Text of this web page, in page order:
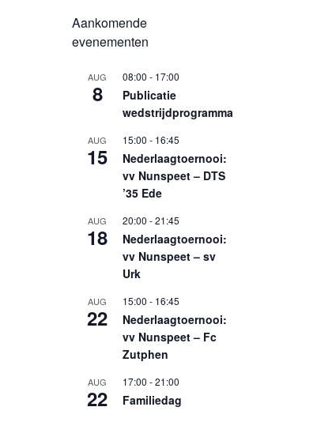
Aankomende
evenementen
AUG
8
08:00 - 17:00
Publicatie
wedstrijdprogramma
AUG
15
15:00 - 16:45
Nederlaagtoernooi:
vv Nunspeet – DTS
’35 Ede
AUG
18
20:00 -21:45
Nederlaagtoernooi:
vv Nunspeet – sv
Urk
AUG
22
15:00 - 16:45
Nederlaagtoernooi:
vv Nunspeet – Fc
Zutphen
AUG
22
17:00 -21:00
Familiedag